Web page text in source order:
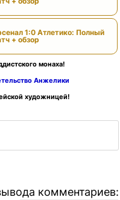
1:0 Атлетико: Полный
+ обзор
монаха!
Анжелики
художницей!
комментариев: